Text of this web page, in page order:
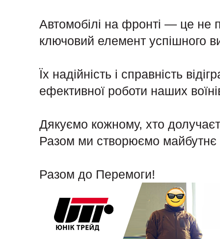
Автомобілі на фронті — це не
ключовий елемент успішного
Їх надійність і справність
ефективної роботи наших
Дякуємо кожному, хто
Разом ми створюємо майбутнє
Разом до Перемоги!